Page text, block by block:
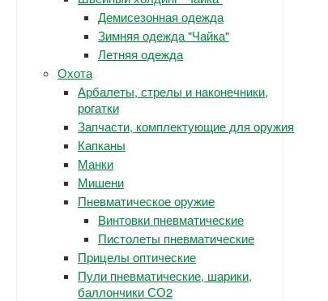
Демисезонная одежда
Зимняя одежда "Чайка"
Летняя одежда
Охота
Арбалеты, стрелы и наконечники,
рогатки
Запчасти, комплектующие для оружия
Капканы
Манки
Мишени
Пневматическое оружие
Винтовки пневматические
Пистолеты пневматические
Прицелы оптические
Пули пневматические, шарики,
баллончики СО2